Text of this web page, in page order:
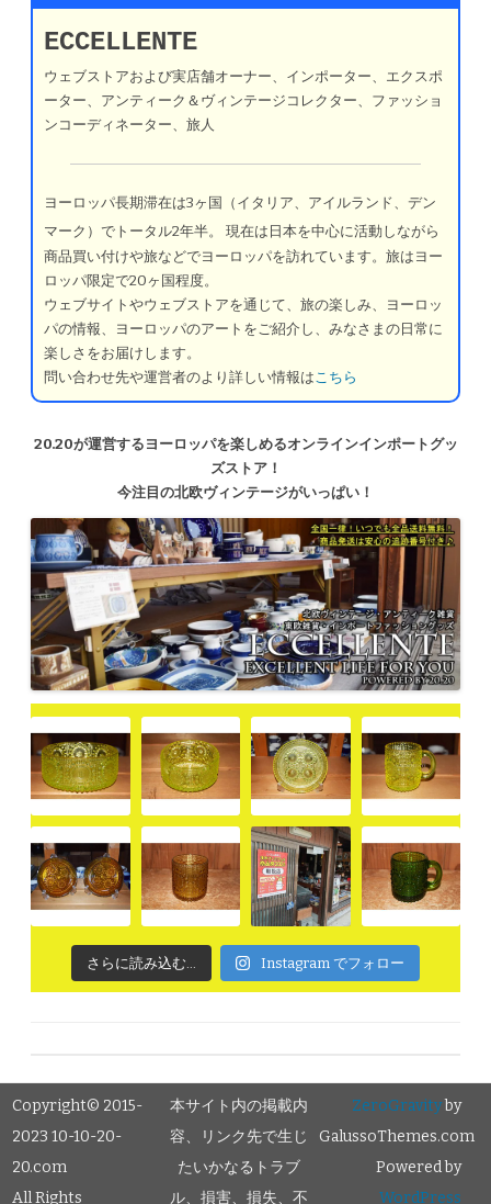
ECCELLENTE
ウェブストアおよび実店舗オーナー、インポーター、エクスポ
ーター、アンティーク＆ヴィンテージコレクター、ファッショ
ンコーディネーター、旅人
ヨーロッパ長期滞在は3ヶ国（イタリア、アイルランド、デン
マーク）でトータル2年半。
現在は日本を中心に活動しながら
商品買い付けや旅などでヨーロッパを訪れています。旅はヨー
ロッパ限定で20ヶ国程度。
ウェブサイトやウェブストアを通じて、旅の楽しみ、ヨーロッ
パの情報、ヨーロッパのアートをご紹介し、みなさまの日常に
楽しさをお届けします。
問い合わせ先や運営者のより詳しい情報はこちら
20.20が運営するヨーロッパを楽しめるオンラインインポートグッ
ズストア！
今注目の北欧ヴィンテージがいっぱい！
さらに読み込む... Instagram でフォロー
Copyright© 2015-
2023 10-10-20-
20.com
All Rights
本サイト内の掲載内
容、リンク先で生じ
たいかなるトラブ
ル、損害、損失、不
ZeroGravityby
GalussoThemes.com
Powered by
WordPress